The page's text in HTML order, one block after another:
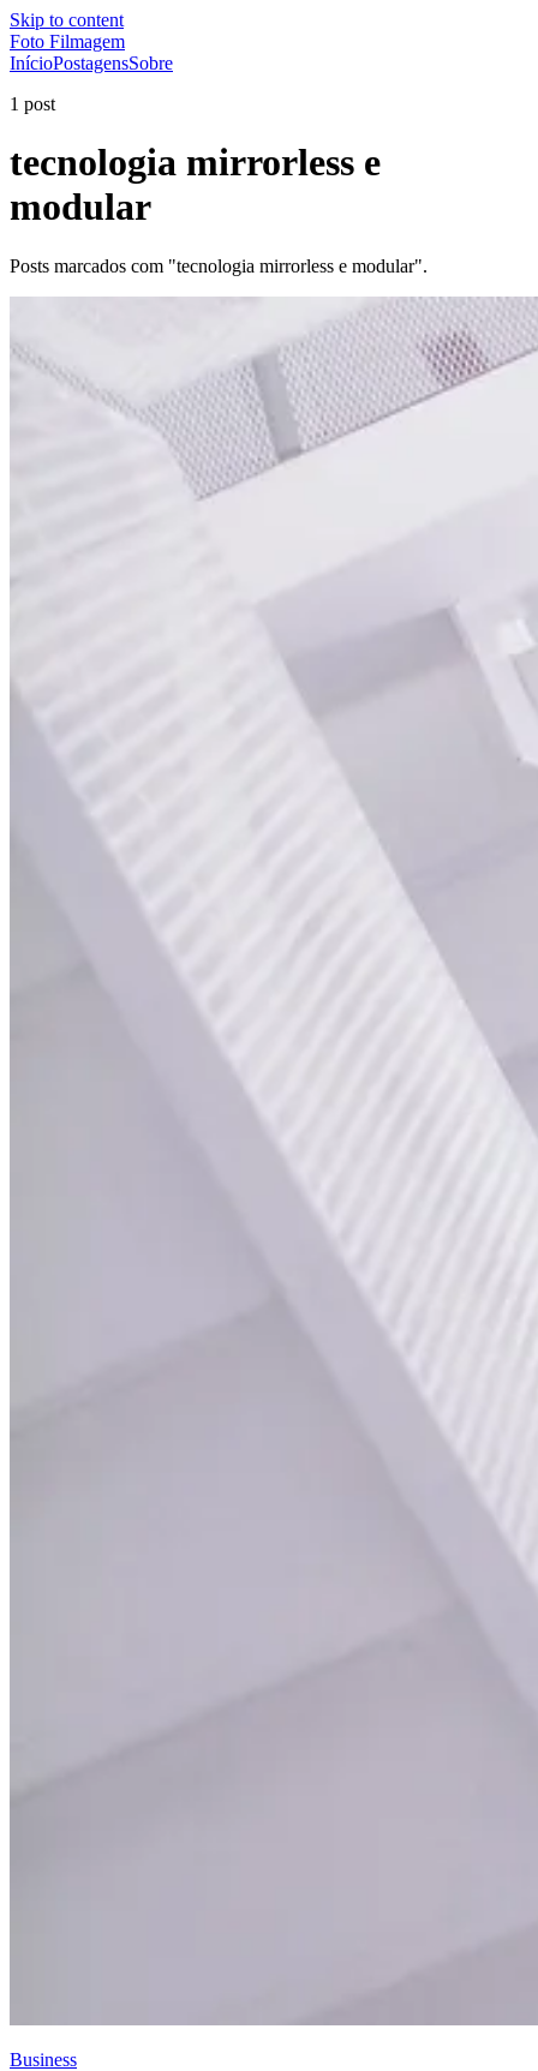
Skip to content
Foto Filmagem
InícioPostagensSobre
1 post
tecnologia mirrorless e
modular
Posts marcados com "tecnologia mirrorless e modular".
Business